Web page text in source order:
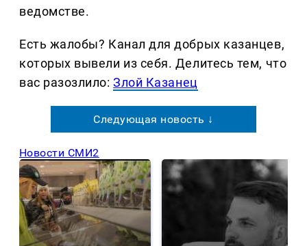
ведомстве.
Есть жалобы? Канал для добрых казанцев,
которых вывели из себя. Делитеcь тем, что
вас разозлило:Злой Казанец
Следующая новость ↓
Новости СМИ2